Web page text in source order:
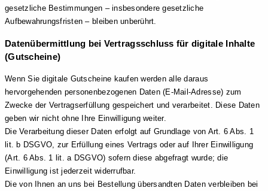
gesetzliche Bestimmungen – insbesondere gesetzliche
Aufbewahrungsfristen – bleiben unberührt.
Datenübermittlung bei Vertragsschluss für digitale Inhalte
(Gutscheine)
Wenn Sie digitale Gutscheine kaufen werden alle daraus
hervorgehenden personenbezogenen Daten (E-Mail-Adresse) zum
Zwecke der Vertragserfüllung gespeichert und verarbeitet. Diese Daten
geben wir nicht ohne Ihre Einwilligung weiter.
Die Verarbeitung dieser Daten erfolgt auf Grundlage von Art. 6 Abs. 1
lit. b DSGVO, zur Erfüllung eines Vertrags oder auf Ihrer Einwilligung
(Art. 6 Abs. 1 lit. a DSGVO) sofern diese abgefragt wurde; die
Einwilligung ist jederzeit widerrufbar.
Die von Ihnen an uns bei Bestellung übersandten Daten verbleiben bei